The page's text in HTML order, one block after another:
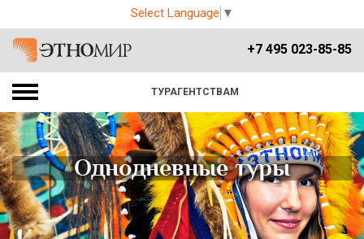
Select Language ▼
+7 495 023-85-85
ТУРАГЕНТСТВАМ
Однодневные туры